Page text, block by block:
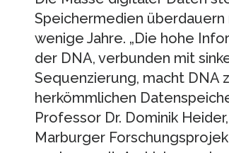
Speichermedien überdauern
wenige Jahre. „Die hohe
der DNA, verbunden mit
Sequenzierung, macht DNA
herkömmlichen
Professor Dr. Dominik
Marburger